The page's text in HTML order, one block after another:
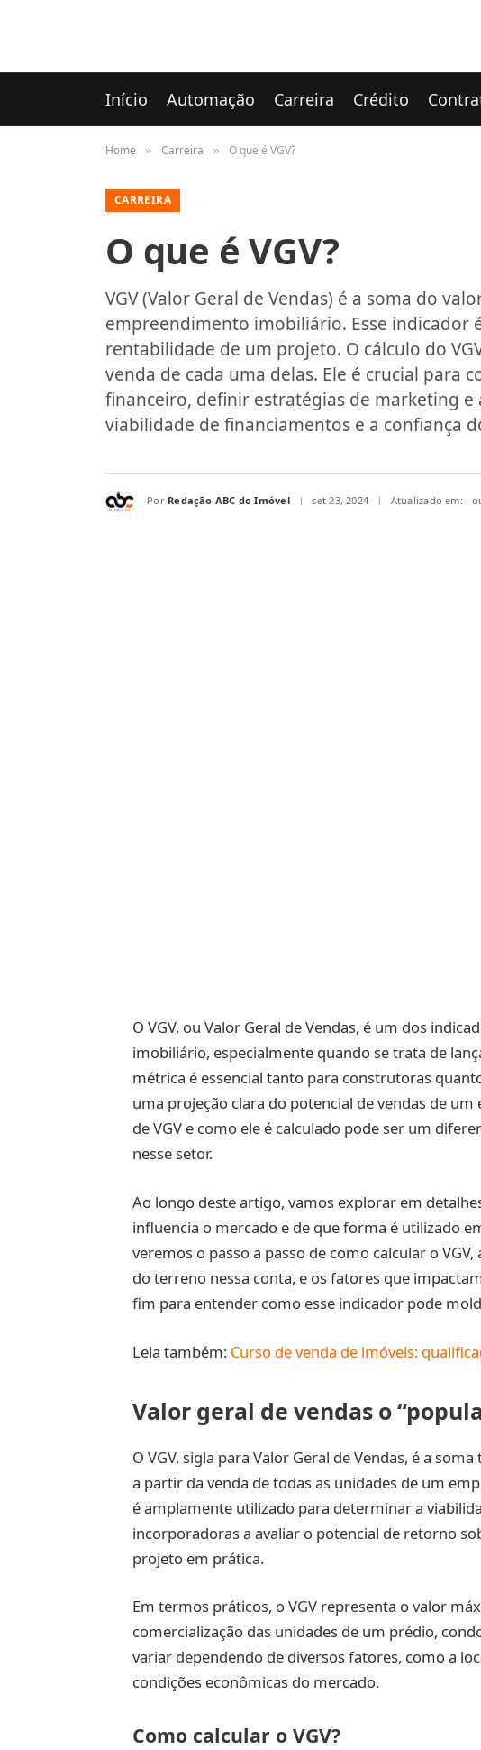
Início Automação Carreira Crédito
Home » Carreira » O que é VGV?
CARREIRA
O que é VGV?
VGV (Valor Geral de Vendas) é a soma do
empreendimento imobiliário. Esse
rentabilidade de um projeto. O cálculo do
venda de cada uma delas. Ele é crucial
financeiro, definir estratégias de marketing e
viabilidade de financiamentos e a confiança
Por Redação ABC do Imóvel set 23, 2024 Atualizado em:
O VGV, ou Valor Geral de Vendas, é um dos
imobiliário, especialmente quando se trata de
métrica é essencial tanto para construtoras
uma projeção clara do potencial de vendas de
de VGV e como ele é calculado pode ser um
nesse setor.
Ao longo deste artigo, vamos explorar em
influencia o mercado e de que forma é utilizado
veremos o passo a passo de como calcular o
do terreno nessa conta, e os fatores que
fim para entender como esse indicador pode
Leia também: Curso de venda de imóveis:
Valor geral de vendas o
O VGV, sigla para Valor Geral de Vendas, é a
a partir da venda de todas as unidades de um
é amplamente utilizado para determinar a
incorporadoras a avaliar o potencial de retorno
projeto em prática.
Em termos práticos, o VGV representa o valor
comercialização das unidades de um prédio,
variar dependendo de diversos fatores, como a
condições econômicas do mercado.
Como calcular o VGV?